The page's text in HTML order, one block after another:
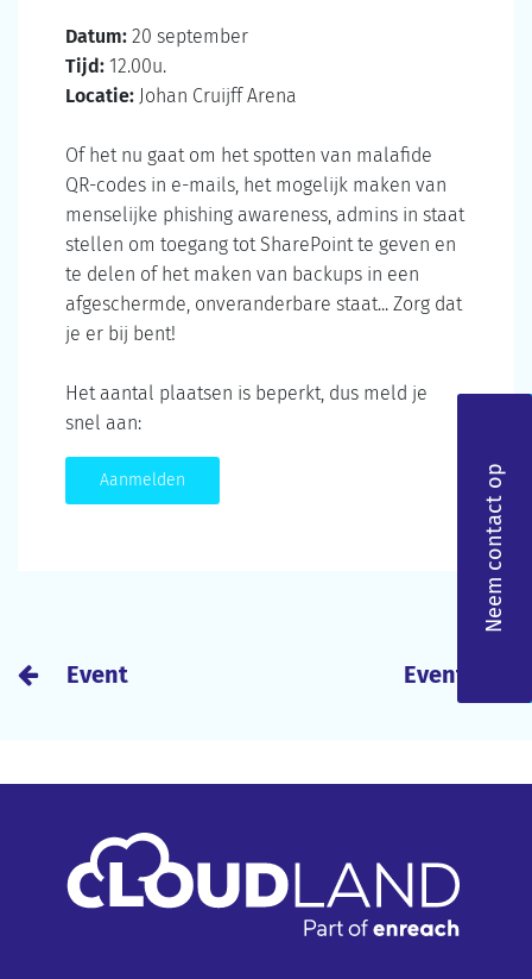
Neem contact op
Datum: 20 september
Tijd: 12.00u.
Locatie: Johan Cruijff Arena
Of het nu gaat om het spotten van malafide
QR-codes in e-mails, het mogelijk maken van
menselijke phishing awareness, admins in staat
stellen om toegang tot SharePoint te geven en
te delen of het maken van backups in een
afgeschermde, onveranderbare staat... Zorg dat
je er bij bent!
Het aantal plaatsen is beperkt, dus meld je
snel aan:
Aanmelden
Event Event